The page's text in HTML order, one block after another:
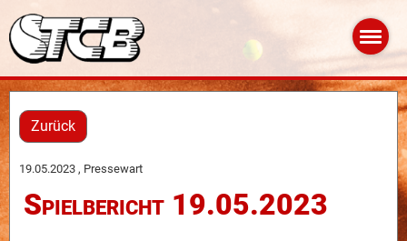
Zurück
19.05.2023 , Pressewart
Spielbericht 19.05.2023